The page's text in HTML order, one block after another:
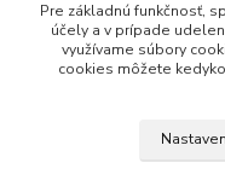
Pre základnú funkčnosť,
účely a v prípade
využívame súbory
cookies môžete